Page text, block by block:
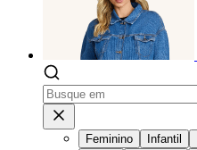
Feminino Infantil